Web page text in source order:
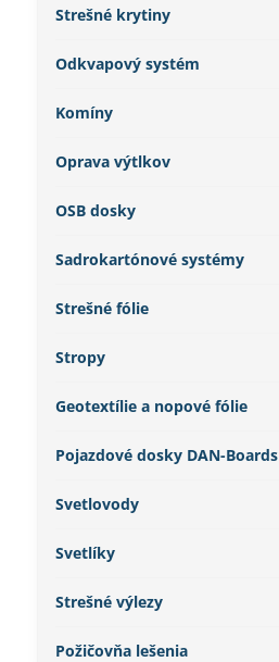
Strešné krytiny
Odkvapový systém
Komíny
Oprava výtlkov
OSB dosky
Sadrokartónové systémy
Strešné fólie
Stropy
Geotextílie a nopové fólie
Pojazdové dosky DAN-Boards
Svetlovody
Svetlíky
Strešné výlezy
Požičovňa lešenia